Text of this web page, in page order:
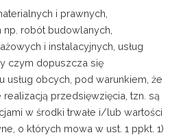
i prawnych,
np. robót budowlanych,
i instalacyjnych, usług
czym dopuszcza się
usług obcych, pod warunkiem, że
przedsięwzięcia, tzn. są
w środki trwałe i/lub wartości
o których mowa w ust. 1 ppkt. 1)